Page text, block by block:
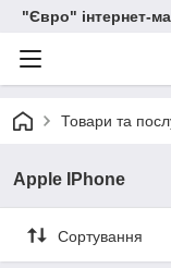
"Євро" інтернет-
Товари та
Apple IPhone
Сортування